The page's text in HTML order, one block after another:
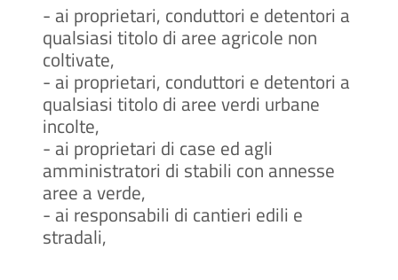
- ai proprietari, conduttori e detentori a
qualsiasi titolo di aree agricole non
coltivate,
- ai proprietari, conduttori e detentori a
qualsiasi titolo di aree verdi urbane
incolte,
- ai proprietari di case ed agli
amministratori di stabili con annesse
aree a verde,
- ai responsabili di cantieri edili e
stradali,